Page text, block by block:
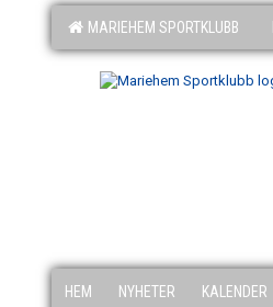
MARIEHEM SPORTKLUBB
HEM NYHETER KALENDER